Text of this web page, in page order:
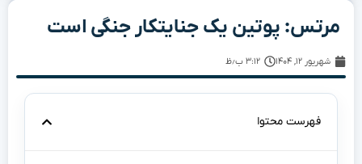
مرتس: پوتین یک جنایتکار جنگی است
شهریور ۱۲, ۱۴۰۴ ۳:۱۲ ب٫ظ
فهرست محتوا